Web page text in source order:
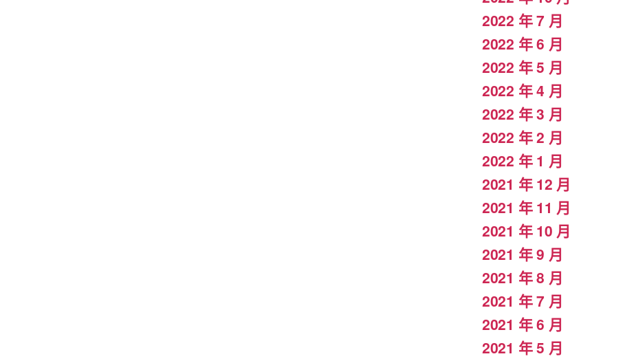
2022 年 7 月
2022 年 6 月
2022 年 5 月
2022 年 4 月
2022 年 3 月
2022 年 2 月
2022 年 1 月
2021 年 12 月
2021 年 11 月
2021 年 10 月
2021 年 9 月
2021 年 8 月
2021 年 7 月
2021 年 6 月
2021 年 5 月